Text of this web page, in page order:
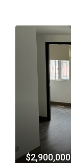
$2,900,000